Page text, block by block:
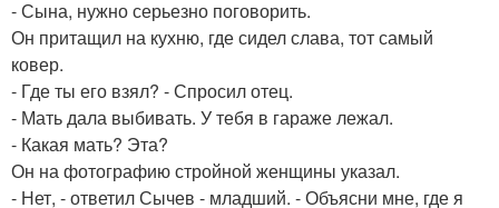
- Сына, нужно серьезно поговорить.
Он притащил на кухню, где сидел слава, тот самый
ковер.
- Где ты его взял? - Спросил отец.
- Мать дала выбивать. У тебя в гараже лежал.
- Какая мать? Эта?
Он на фотографию стройной женщины указал.
- Нет, - ответил Сычев - младший. - Объясни мне, где я